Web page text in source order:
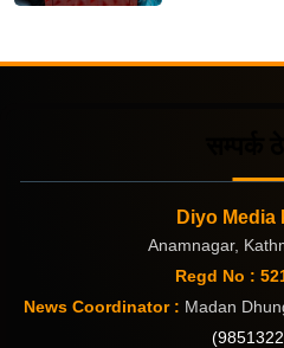
Diyo Media
Anamnagar,
Regd No :
News Coordinator : Madan